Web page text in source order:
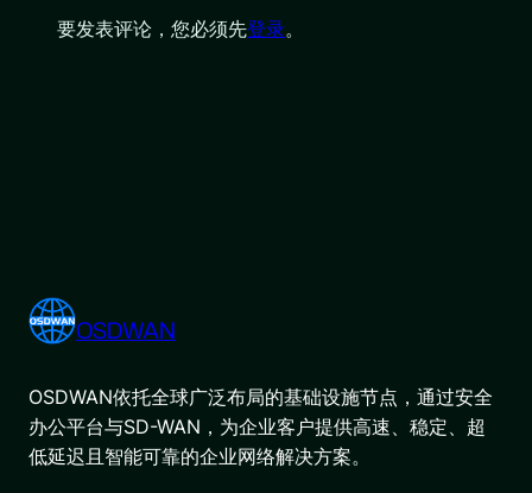
要发表评论，您必须先登录。
OSDWAN
OSDWAN依托全球广泛布局的基础设施节点，通过安全
办公平台与SD-WAN，为企业客户提供高速、稳定、超
低延迟且智能可靠的企业网络解决方案。